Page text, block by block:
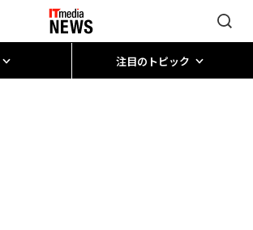
注目のトピック